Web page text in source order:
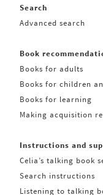
Search
Advanced search
Book
Books for adults
Books for children
Books for learning
Making acquisition
Instructions and
Celia’s talking book
Search instructions
Listening to talking